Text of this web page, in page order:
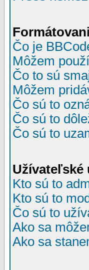
Čo je
Môžem
Čo to sú
Môžem
Čo sú to
Čo sú to
Čo sú to
Užívateľské
Kto sú to
Kto sú to
Čo sú to
Ako sa
Ako sa